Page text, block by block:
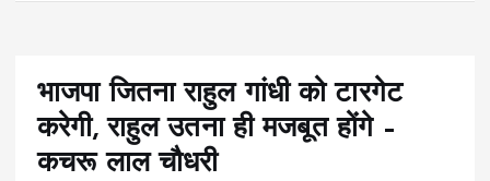
भाजपा जितना राहुल गांधी को टारगेट
करेगी, राहुल उतना ही मजबूत होंगे –
कचरू लाल चौधरी